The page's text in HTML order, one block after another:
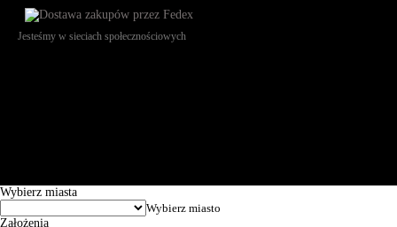
Jesteśmy w sieciach społecznościowych
Wybierz miasta
Założenia